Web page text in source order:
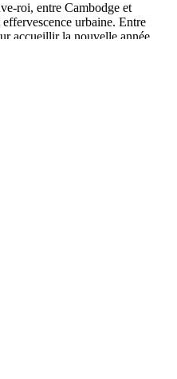
roi, entre Cambodge et
urbaine. Entre
accueillir la nouvelle année